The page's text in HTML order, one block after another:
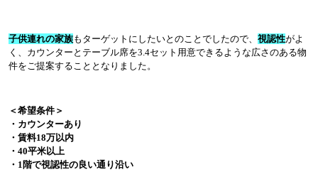
子供連れの家族もターゲットにしたいとのことでしたので、 視認性がよ
く、カウンターとテーブル席を3.4セット用意できるような広さのある物
件をご提案することとなりました。
＜希望条件＞
・カウンターあり
・賃料18万以内
・ 40平米以上
・ 1階で視認性の良い通り沿い